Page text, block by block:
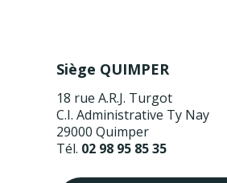
Siège QUIMPER
18 rue A.R.J. Turgot
C.I. Administrative Ty Nay
29000 Quimper
Tél. 02 98 95 85 35